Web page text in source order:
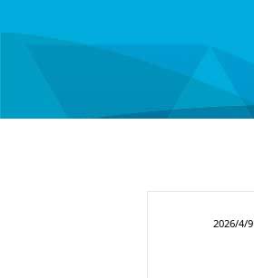
2026/4/9